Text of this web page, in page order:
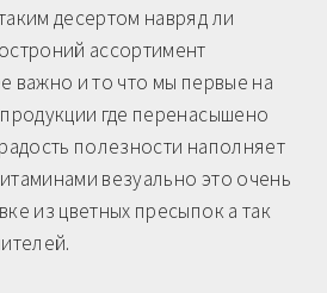
десертом навряд ли
ассортимент
важно и то что мы первые на
где перенасышено
полезности наполняет
везуально это очень
из цветных пресыпок а так